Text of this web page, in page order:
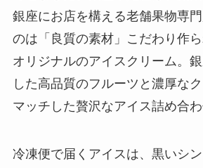
銀座にお店を構える老舗果物専
のは「良質の素材」こだわり作
オリジナルのアイスクリーム。
した高品質のフルーツと濃厚な
マッチした贅沢なアイス詰め合わ
冷凍便で届くアイスは、黒いシ